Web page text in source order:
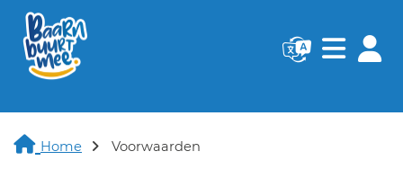
Navigatie
Home Voorwaarden